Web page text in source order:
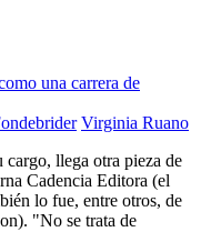
una carrera de
Virginia Ruano
llega otra pieza de
Cadencia Editora (el
lo fue, entre otros, de
"No se trata de